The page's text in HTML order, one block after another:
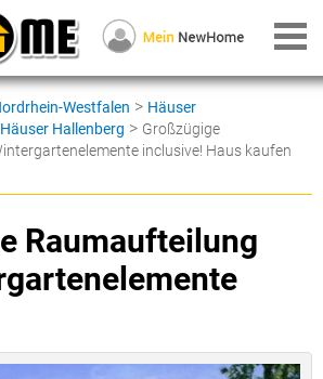
Westfalen > Häuser
Häuser Hallenberg > Großzügige
inclusive! Haus kaufen
Raumaufteilung